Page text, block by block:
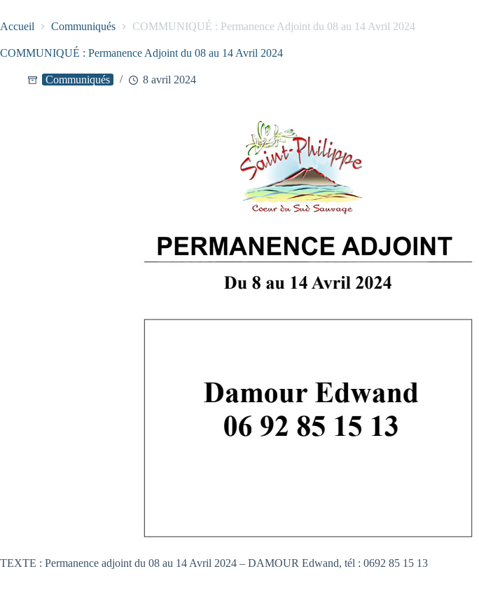
Accueil Communiqués COMMUNIQUÉ : Permanence Adjoint du 08 au 14 Avril 2024
COMMUNIQUÉ : Permanence Adjoint du 08 au 14 Avril 2024
Communiqués 8 avril 2024
TEXTE : Permanence adjoint du 08 au 14 Avril 2024 – DAMOUR Edwand, tél : 0692 85 15 13